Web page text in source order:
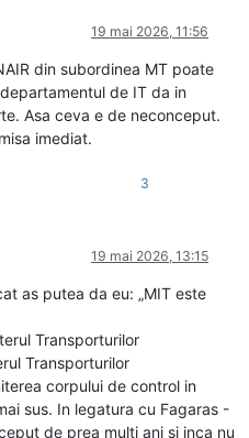
19 mai 2026, 11:56
din subordinea MT poate
de IT da in
Asa ceva e de neconceput.
imediat.
3
19 mai 2026, 13:15
as putea da eu: „MIT este
Transporturilor
Transporturilor
corpului de control in
sus. In legatura cu Fagaras -
de prea multi ani si inca nu